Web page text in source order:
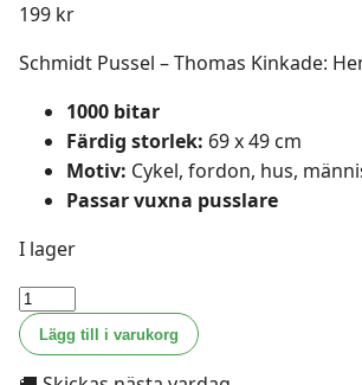
199 kr
Schmidt Pussel – Thomas Kinkade:
1000 bitar
Färdig storlek: 69 x 49 cm
Motiv: Cykel, fordon, hus,
Passar vuxna pusslare
I lager
Schmidt
Pussel
-
Lägg till i varukorg